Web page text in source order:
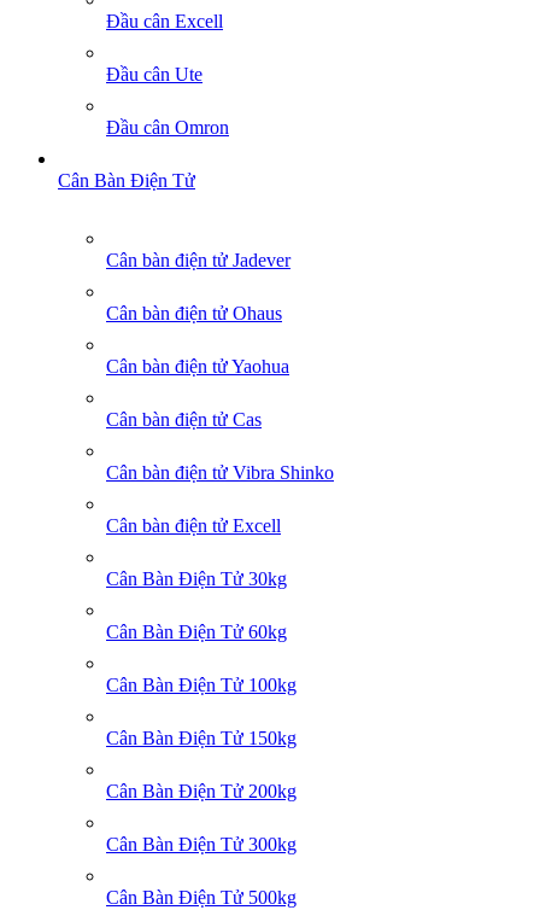
Đầu cân Excell
Đầu cân Ute
Đầu cân Omron
Cân Bàn Điện Tử
Cân bàn điện tử Jadever
Cân bàn điện tử Ohaus
Cân bàn điện tử Yaohua
Cân bàn điện tử Cas
Cân bàn điện tử Vibra Shinko
Cân bàn điện tử Excell
Cân Bàn Điện Tử 30kg
Cân Bàn Điện Tử 60kg
Cân Bàn Điện Tử 100kg
Cân Bàn Điện Tử 150kg
Cân Bàn Điện Tử 200kg
Cân Bàn Điện Tử 300kg
Cân Bàn Điện Tử 500kg